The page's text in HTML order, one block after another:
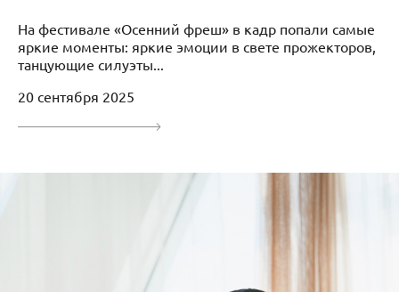
На фестивале «Осенний фреш» в кадр попали самые
яркие моменты: яркие эмоции в свете прожекторов,
танцующие силуэты...
20 сентября 2025